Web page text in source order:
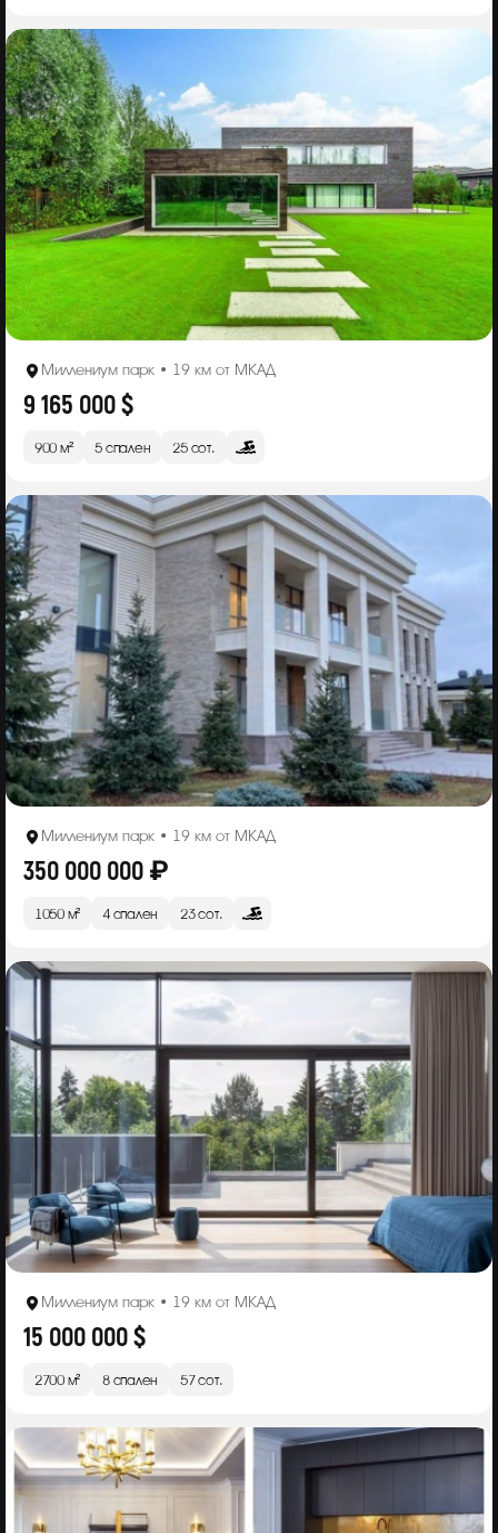
Миллениум парк • 19 км от МКАД
9 165 000 $
900 м² 5 спален 25 сот.
Миллениум парк • 19 км от МКАД
350 000 000 ₽
1050 м² 4 спален 23 сот.
Миллениум парк • 19 км от МКАД
15 000 000 $
2700 м² 8 спален 57 сот.